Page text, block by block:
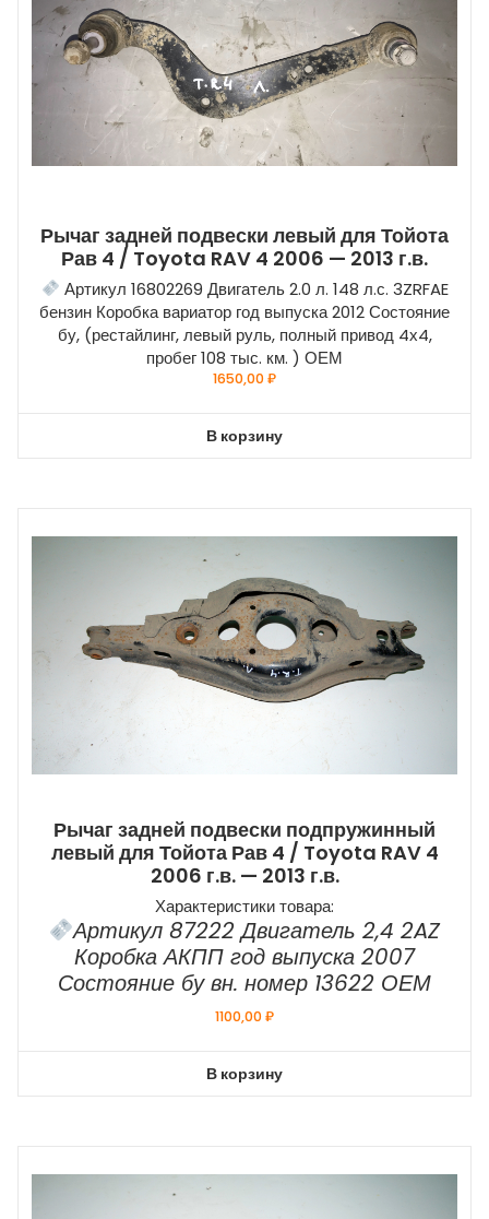
Рычаг задней подвески левый для Тойота
Рав 4 / Toyota RAV 4 2006 — 2013 г.в.
Артикул 16802269 Двигатель 2.0 л. 148 л.с. 3ZRFAE
бензин Коробка вариатор год выпуска 2012 Состояние
бу, (рестайлинг, левый руль, полный привод 4х4,
пробег 108 тыс. км. ) ОЕМ
1650,00₽
В корзину
Рычаг задней подвески подпружинный
левый для Тойота Рав 4 / Toyota RAV 4
2006 г.в. — 2013 г.в.
Характеристики товара:
Артикул 87222 Двигатель 2,4 2AZ
Коробка АКПП год выпуска 2007
Состояние бу вн. номер 13622 ОЕМ
1100,00₽
В корзину